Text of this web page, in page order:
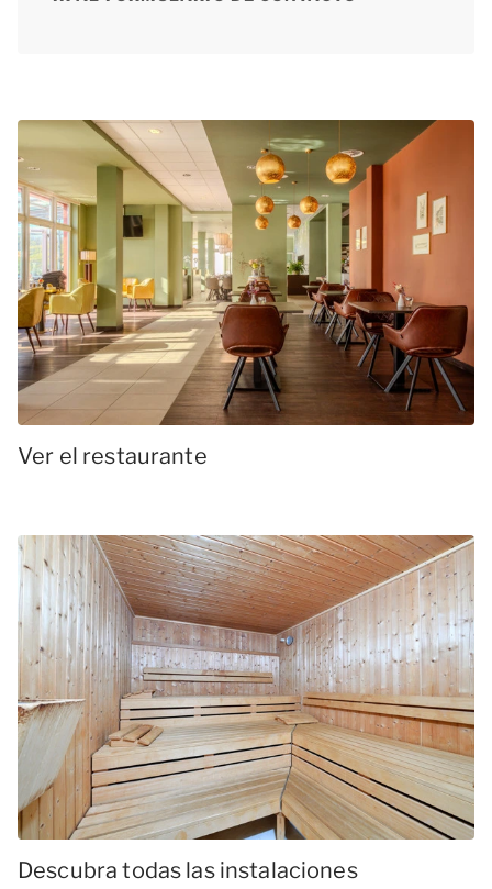
Ver el restaurante
Descubra todas las instalaciones